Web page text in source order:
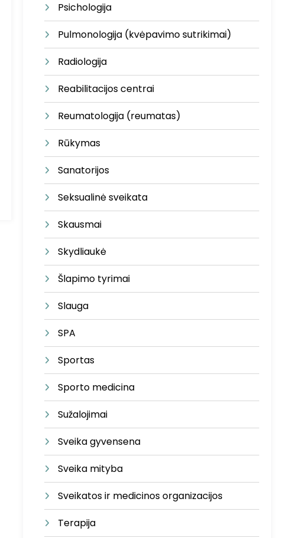
Psichologija
Pulmonologija (kvėpavimo sutrikimai)
Radiologija
Reabilitacijos centrai
Reumatologija (reumatas)
Rūkymas
Sanatorijos
Seksualinė sveikata
Skausmai
Skydliaukė
Šlapimo tyrimai
Slauga
SPA
Sportas
Sporto medicina
Sužalojimai
Sveika gyvensena
Sveika mityba
Sveikatos ir medicinos organizacijos
Terapija